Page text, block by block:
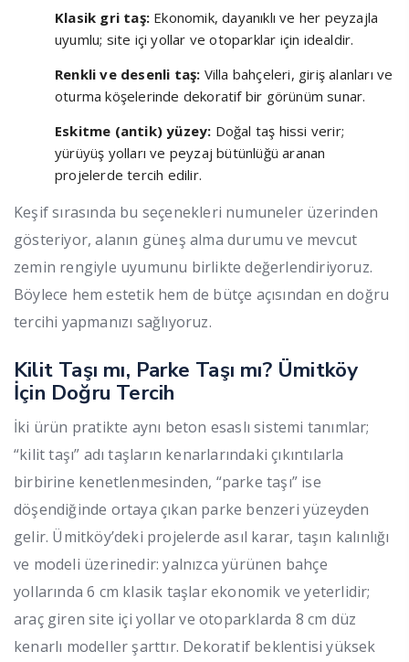
Klasik gri taş: Ekonomik, dayanıklı ve her peyzajla
uyumlu; site içi yollar ve otoparklar için idealdir.
Renkli ve desenli taş: Villa bahçeleri, giriş alanları ve
oturma köşelerinde dekoratif bir görünüm sunar.
Eskitme (antik) yüzey: Doğal taş hissi verir;
yürüyüş yolları ve peyzaj bütünlüğü aranan
projelerde tercih edilir.
Keşif sırasında bu seçenekleri numuneler üzerinden
gösteriyor, alanın güneş alma durumu ve mevcut
zemin rengiyle uyumunu birlikte değerlendiriyoruz.
Böylece hem estetik hem de bütçe açısından en doğru
tercihi yapmanızı sağlıyoruz.
Kilit Taşı mı, Parke Taşı mı? Ümitköy
İçin Doğru Tercih
İki ürün pratikte aynı beton esaslı sistemi tanımlar;
“kilit taşı” adı taşların kenarlarındaki çıkıntılarla
birbirine kenetlenmesinden, “parke taşı” ise
döşendiğinde ortaya çıkan parke benzeri yüzeyden
gelir. Ümitköy’deki projelerde asıl karar, taşın kalınlığı
ve modeli üzerinedir: yalnızca yürünen bahçe
yollarında 6 cm klasik taşlar ekonomik ve yeterlidir;
araç giren site içi yollar ve otoparklarda 8 cm düz
kenarlı modeller şarttır. Dekoratif beklentisi yüksek